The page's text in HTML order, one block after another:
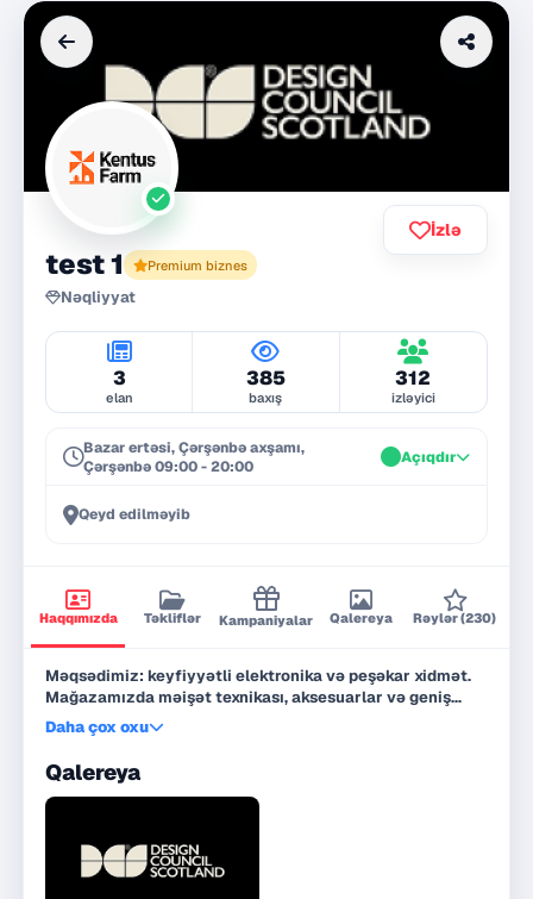
test 1 Premium biznes
Nəqliyyat
İzlə
3
elan
385
baxış
312
izləyici
Qeyd edilməyib
Bazar ertəsi, Çərşənbə axşamı,
Çərşənbə 09:00 - 20:00
Açıqdır
Haqqımızda Təkliflər Kampaniyalar Qalereya Rəylər (230)
Məqsədimiz: keyfiyyətli elektronika və peşəkar xidmət.
Mağazamızda məişət texnikası, aksesuarlar və geniş
çeşidli avadanlıqlar sizi gözləyir. Öncəliyimiz —
məhsulun keyfiyyəti və məmnuniyyətinizdir. Xeyirli
olsun!
Daha çox oxu
Qalereya